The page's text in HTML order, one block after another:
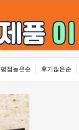
평점높은순 후기많은순